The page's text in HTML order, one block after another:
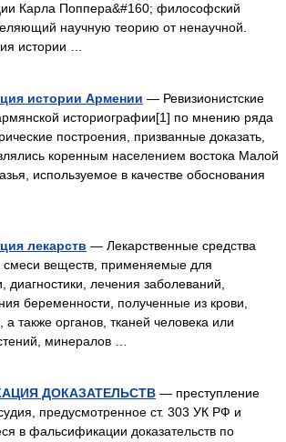
Карла Поппера&#160; философский
научную теорию от ненаучной.
истории …
истории Армении — Ревизионистские
историографии[1] по мнению ряда
построения, призванные доказать,
коренным населением востока Малой
используемое в качестве обоснования
лекарств — Лекарственные средства
смеси веществ, применяемые для
диагностики, лечения заболеваний,
беременности, полученные из крови,
а также органов, тканей человека или
минералов …
ДОКАЗАТЕЛЬСТВ — преступление
предусмотренное ст. 303 УК РФ и
в фальсификации доказательств по